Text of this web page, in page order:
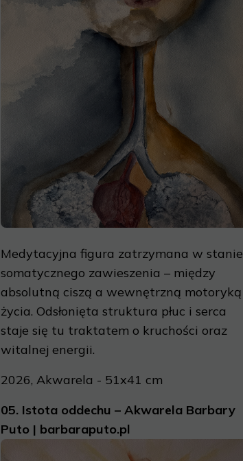
Medytacyjna figura zatrzymana w stanie
somatycznego zawieszenia – między
absolutną ciszą a wewnętrzną motoryką
życia. Odsłonięta struktura płuc i serca
staje się tu traktatem o kruchości oraz
witalnej energii.
2026, Akwarela - 51x41 cm
05. Istota oddechu – Akwarela Barbary
Puto | barbaraputo.pl